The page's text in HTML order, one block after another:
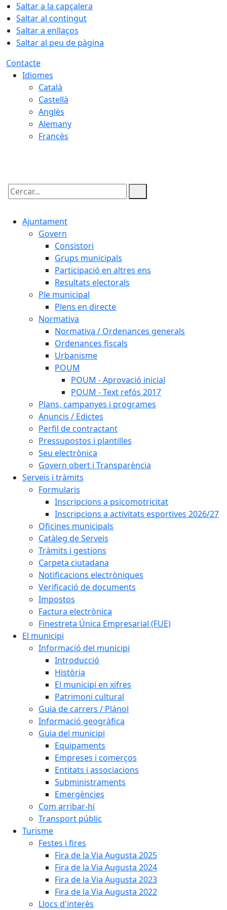
Saltar a la capçalera
Saltar al contingut
Saltar a enllaços
Saltar al peu de pàgina
Contacte
Idiomes
Català
Castellà
Anglès
Alemany
Francès
Cercar:
Ajuntament
Govern
Consistori
Grups municipals
Participació en altres ens
Resultats electorals
Ple municipal
Plens en directe
Normativa
Normativa / Ordenances generals
Ordenances fiscals
Urbanisme
POUM
POUM - Aprovació inicial
POUM - Text refós 2017
Plans, campanyes i programes
Anuncis / Edictes
Perfil de contractant
Pressupostos i plantilles
Seu electrònica
Govern obert i Transparència
Serveis i tràmits
Formularis
Inscripcions a psicomotricitat
Inscripcions a activitats esportives 2026/27
Oficines municipals
Catàleg de Serveis
Tràmits i gestions
Carpeta ciutadana
Notificacions electròniques
Verificació de documents
Impostos
Factura electrònica
Finestreta Única Empresarial (FUE)
El municipi
Informació del municipi
Introducció
Història
El municipi en xifres
Patrimoni cultural
Guia de carrers / Plànol
Informació geogràfica
Guia del municipi
Equipaments
Empreses i comerços
Entitats i associacions
Subministraments
Emergències
Com arribar-hi
Transport públic
Turisme
Festes i fires
Fira de la Via Augusta 2025
Fira de la Via Augusta 2024
Fira de la Via Augusta 2023
Fira de la Via Augusta 2022
Llocs d'interès